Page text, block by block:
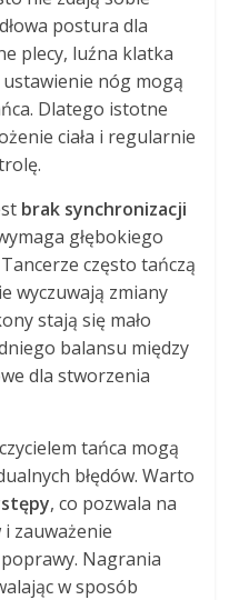
postura dla
plecy, luźna klatka
nóg mogą
Dlatego istotne
ciała i regularnie
brak synchronizacji
głębokiego
często tańczą
wyczuwają zmiany
stają się mało
balansu między
dla stworzenia
tańca mogą
błędów. Warto
, co pozwala na
zauważenie
Nagrania
w sposób